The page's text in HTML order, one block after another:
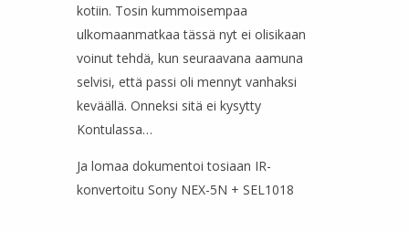
kotiin. Tosin kummoisempaa
ulkomaanmatkaa tässä nyt ei olisikaan
voinut tehdä, kun seuraavana aamuna
selvisi, että passi oli mennyt vanhaksi
keväällä. Onneksi sitä ei kysytty
Kontulassa…
Ja lomaa dokumentoi tosiaan IR-
konvertoitu Sony NEX-5N + SEL1018